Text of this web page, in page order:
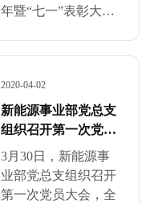
年暨“七一”表彰大会
事业部（长沙片区）
党员大会。会上，电
科装备总经理助理、
总卫桁传达上级单位
关于庆祝建党99周...
2020-04-02
新能源事业部党总支
组织召开第一次党员
大会...
3月30日，新能源事
业部党总支组织召开
第一次党员大会，全